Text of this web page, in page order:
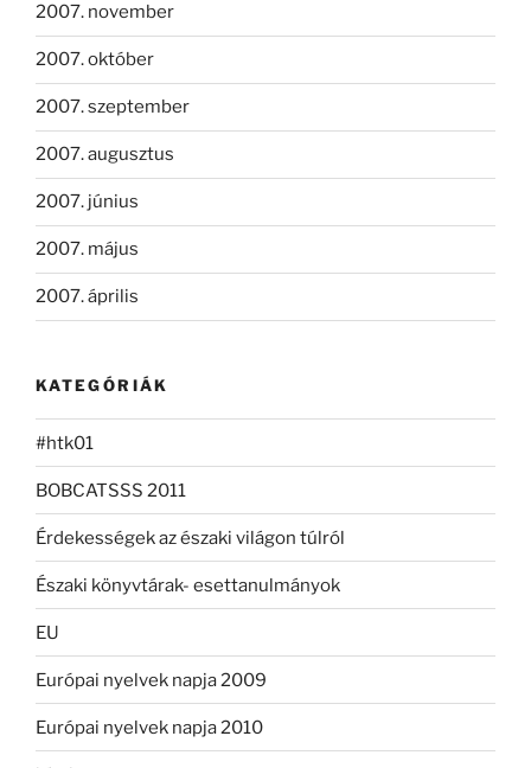
2007. november
2007. október
2007. szeptember
2007. augusztus
2007. június
2007. május
2007. április
KATEGÓRIÁK
#htk01
BOBCATSSS 2011
Érdekességek az északi világon túlról
Északi könyvtárak- esettanulmányok
EU
Európai nyelvek napja 2009
Európai nyelvek napja 2010